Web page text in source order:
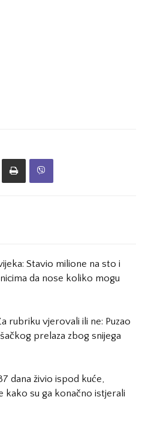
Stavio milione na sto i
da nose koliko mogu
rubriku vjerovali ili ne: Puzao
prelaza zbog snijega
dana živio ispod kuće,
kako su ga konačno istjerali